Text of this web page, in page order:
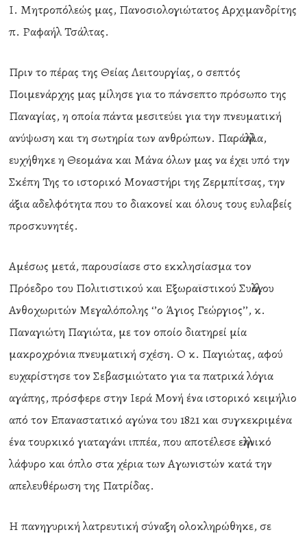
Ι. Μητροπόλεώς μας, Πανοσιολογιώτατος Αρχιμανδρίτης
π. Ραφαήλ Τσάλτας.
Πριν το πέρας της Θείας Λειτουργίας, ο σεπτός
Ποιμενάρχης μας μίλησε για το πάνσεπτο πρόσωπο της
Παναγίας, η οποία πάντα μεσιτεύει για την πνευματική
ανύψωση και τη σωτηρία των ανθρώπων. Παράλληλα,
ευχήθηκε η Θεομάνα και Μάνα όλων μας να έχει υπό την
Σκέπη Της το ιστορικό Μοναστήρι της Ζερμπίτσας, την
άξια αδελφότητα που το διακονεί και όλους τους ευλαβείς
προσκυνητές.
Αμέσως μετά, παρουσίασε στο εκκλησίασμα τον
Πρόεδρο του Πολιτιστικού και Εξωραϊστικού Συλλόγου
Ανθοχωριτών Μεγαλόπολης ‘’ο Άγιος Γεώργιος’’, κ.
Παναγιώτη Παγιώτα, με τον οποίο διατηρεί μία
μακροχρόνια πνευματική σχέση. Ο κ. Παγιώτας, αφού
ευχαρίστησε τον Σεβασμιώτατο για τα πατρικά λόγια
αγάπης, πρόσφερε στην Ιερά Μονή ένα ιστορικό κειμήλιο
από τον Επαναστατικό αγώνα του 1821 και συγκεκριμένα
ένα τουρκικό γιαταγάνι ιππέα, που αποτέλεσε ελληνικό
λάφυρο και όπλο στα χέρια των Αγωνιστών κατά την
απελευθέρωση της Πατρίδας.
Η πανηγυρική λατρευτική σύναξη ολοκληρώθηκε, σε